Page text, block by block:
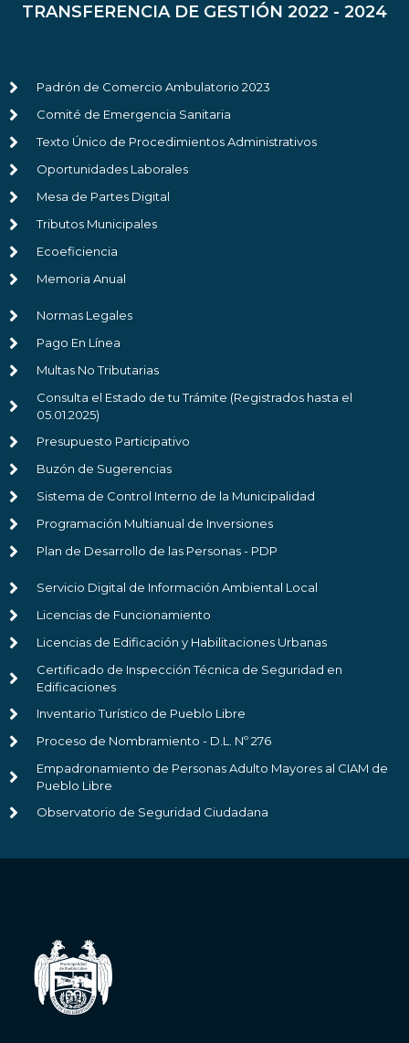
TRANSFERENCIA DE GESTIÓN 2022 - 2024
Padrón de Comercio Ambulatorio 2023
Comité de Emergencia Sanitaria
Texto Único de Procedimientos Administrativos
Oportunidades Laborales
Mesa de Partes Digital
Tributos Municipales
Ecoeficiencia
Memoria Anual
Normas Legales
Pago En Línea
Multas No Tributarias
Consulta el Estado de tu Trámite (Registrados hasta el
05.01.2025)
Presupuesto Participativo
Buzón de Sugerencias
Sistema de Control Interno de la Municipalidad
Programación Multianual de Inversiones
Plan de Desarrollo de las Personas - PDP
Servicio Digital de Información Ambiental Local
Licencias de Funcionamiento
Licencias de Edificación y Habilitaciones Urbanas
Certificado de Inspección Técnica de Seguridad en
Edificaciones
Inventario Turístico de Pueblo Libre
Proceso de Nombramiento - D.L. Nº 276
Empadronamiento de Personas Adulto Mayores al CIAM de
Pueblo Libre
Observatorio de Seguridad Ciudadana